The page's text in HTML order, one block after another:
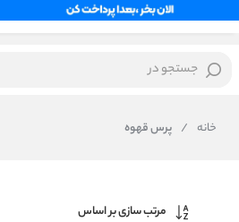
جستجو در
خانه / پرس قهوه
مرتب سازی بر اساس